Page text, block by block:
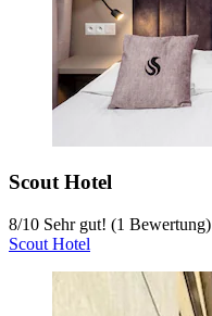
Scout Hotel
8/10 Sehr gut! (1 Bewertung)
Scout Hotel